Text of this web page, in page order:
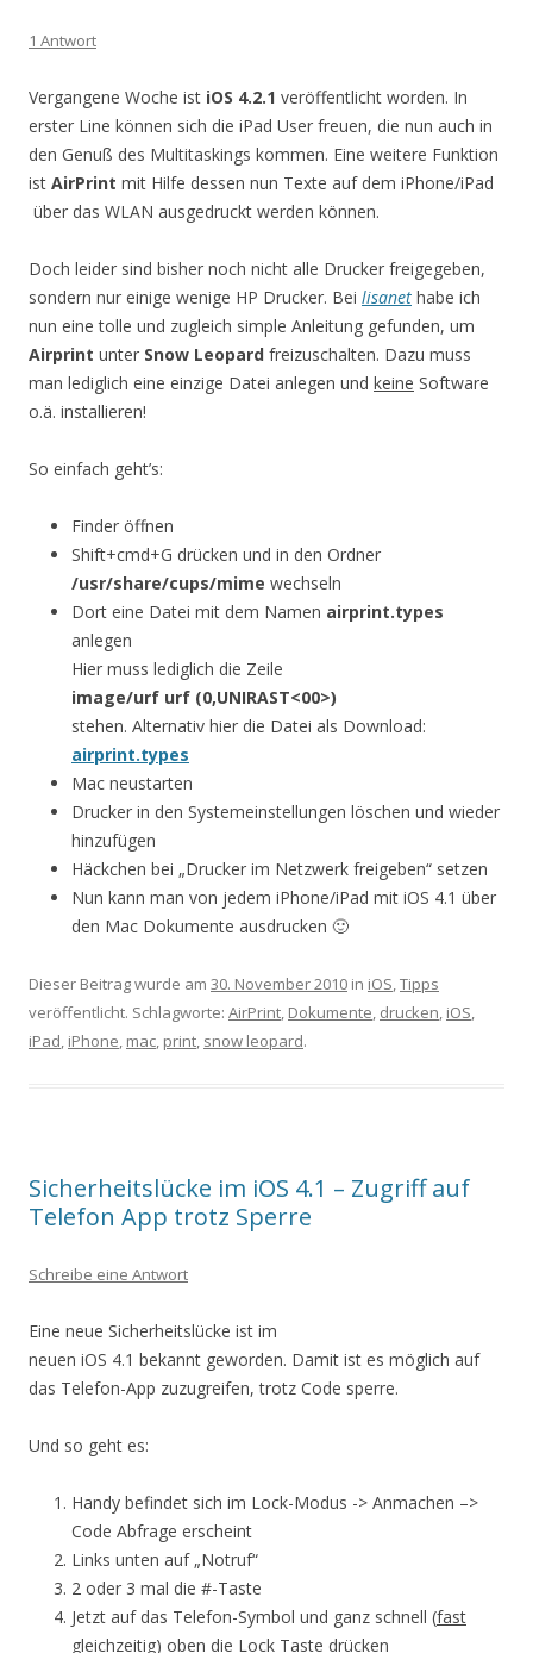
1 Antwort
Vergangene Woche ist iOS 4.2.1 veröffentlicht worden. In
erster Line können sich die iPad User freuen, die nun auch in
den Genuß des Multitaskings kommen. Eine weitere Funktion
ist AirPrint mit Hilfe dessen nun Texte auf dem iPhone/iPad
über das WLAN ausgedruckt werden können.
Doch leider sind bisher noch nicht alle Drucker freigegeben,
sondern nur einige wenige HP Drucker. Bei lisanet habe ich
nun eine tolle und zugleich simple Anleitung gefunden, um
Airprint unter Snow Leopard freizuschalten. Dazu muss
man lediglich eine einzige Datei anlegen und keine Software
o.ä. installieren!
So einfach geht’s:
Finder öffnen
Shift+cmd+G drücken und in den Ordner
/usr/share/cups/mime wechseln
Dort eine Datei mit dem Namen airprint.types
anlegen
Hier muss lediglich die Zeile
image/urf urf (0,UNIRAST<00>)
stehen. Alternativ hier die Datei als Download:
airprint.types
Mac neustarten
Drucker in den Systemeinstellungen löschen und wieder
hinzufügen
Häckchen bei „Drucker im Netzwerk freigeben“ setzen
Nun kann man von jedem iPhone/iPad mit iOS 4.1 über
den Mac Dokumente ausdrucken 🙂
Dieser Beitrag wurde am 30. November 2010 in iOS,Tipps
veröffentlicht. Schlagworte: AirPrint, Dokumente, drucken, iOS,
iPad, iPhone, mac, print, snow leopard.
Sicherheitslücke im iOS 4.1 – Zugriff auf
Telefon App trotz Sperre
Schreibe eine Antwort
Eine neue Sicherheitslücke ist im
neuen iOS 4.1 bekannt geworden. Damit ist es möglich auf
das Telefon-App zuzugreifen, trotz Code sperre.
Und so geht es:
Handy befindet sich im Lock-Modus -> Anmachen –>
Code Abfrage erscheint
Links unten auf „Notruf“
2 oder 3 mal die #-Taste
Jetzt auf das Telefon-Symbol und ganz schnell (fast
gleichzeitig) oben die Lock Taste drücken